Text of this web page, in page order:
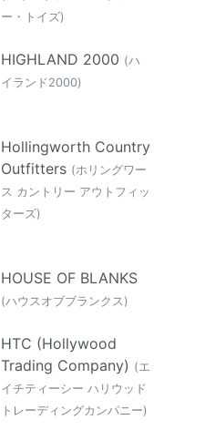
ー・トイズ)
HIGHLAND 2000 (ハ
イランド2000)
Hollingworth Country
Outfitters (ホリングワー
ス カントリー アウトフィッ
ターズ)
HOUSE OF BLANKS
(ハウスオブブランクス)
HTC (Hollywood
Trading Company) (エ
イチティーシー ハリウッド
トレーディングカンパニー)